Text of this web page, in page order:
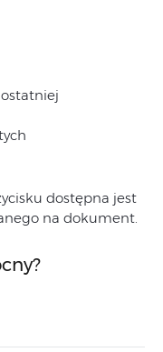
dostępna jest
na dokument.